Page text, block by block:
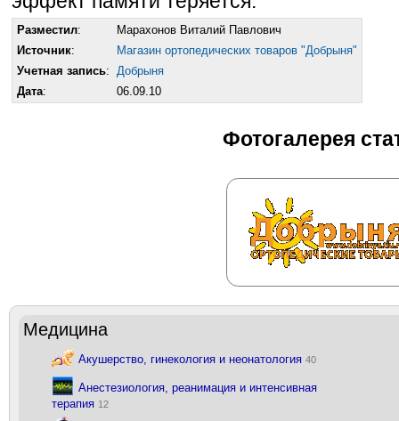
Разместил:
Марахонов Виталий Павлович
Источник:
Магазин ортопедических товаров "Добрыня"
Учетная запись:
Добрыня
Дата: 06.09.10
Фотогалерея
Медицина
Акушерство, гинекология и неонатология 40
Анестезиология, реанимация и интенсивная
терапия 12